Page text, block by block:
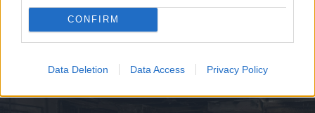
CONFIRM
Data Deletion Data Access Privacy Policy